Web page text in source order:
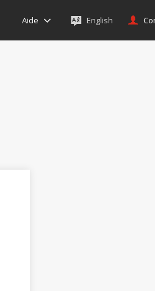
Aide English